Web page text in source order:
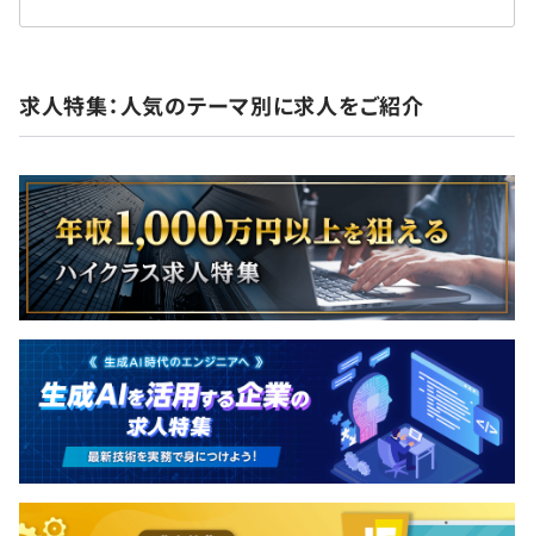
求人特集：人気のテーマ別に求人をご紹介